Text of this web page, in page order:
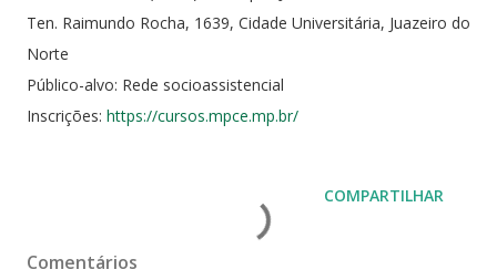
Ten. Raimundo Rocha, 1639, Cidade Universitária, Juazeiro do
Norte
Público-alvo: Rede socioassistencial
Inscrições: https://cursos.mpce.mp.br/
COMPARTILHAR
Comentários